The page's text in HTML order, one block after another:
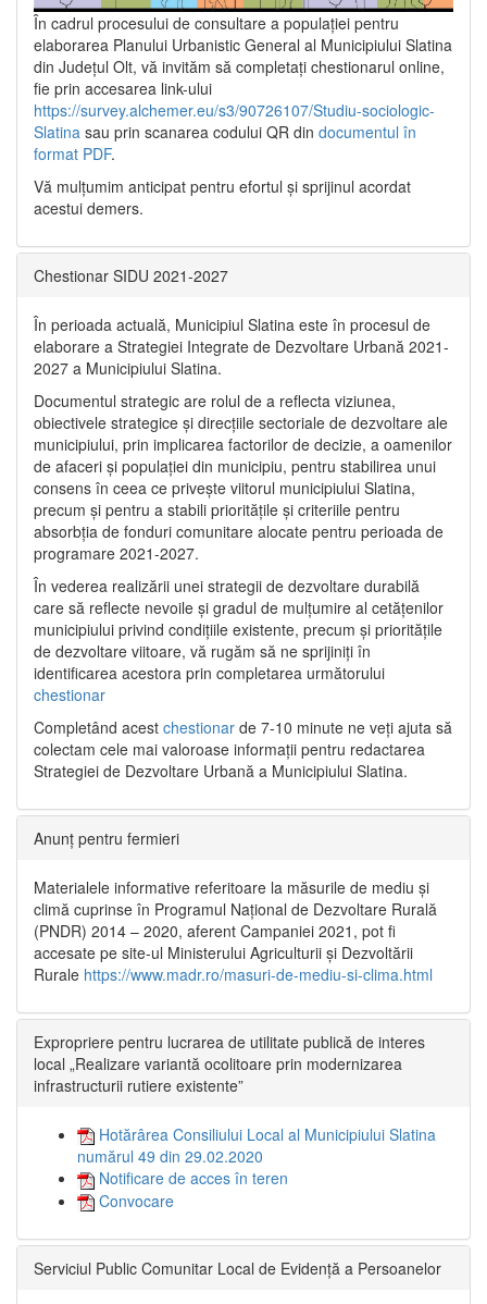
În cadrul procesului de consultare a populaţiei pentru
elaborarea Planului Urbanistic General al Municipiului Slatina
din Județul Olt, vă invităm să completați chestionarul online,
fie prin accesarea link-ului
https://survey.alchemer.eu/s3/90726107/Studiu-sociologic-
Slatina sau prin scanarea codului QR din documentul în
format PDF.
Vă mulţumim anticipat pentru efortul şi sprijinul acordat
acestui demers.
Chestionar SIDU 2021-2027
În perioada actuală, Municipiul Slatina este în procesul de
elaborare a Strategiei Integrate de Dezvoltare Urbană 2021‐
2027 a Municipiului Slatina.
Documentul strategic are rolul de a reflecta viziunea,
obiectivele strategice și direcțiile sectoriale de dezvoltare ale
municipiului, prin implicarea factorilor de decizie, a oamenilor
de afaceri și populației din municipiu, pentru stabilirea unui
consens în ceea ce privește viitorul municipiului Slatina,
precum și pentru a stabili prioritățile și criteriile pentru
absorbția de fonduri comunitare alocate pentru perioada de
programare 2021-2027.
În vederea realizării unei strategii de dezvoltare durabilă
care să reflecte nevoile și gradul de mulțumire al cetățenilor
municipiului privind condițiile existente, precum și prioritățile
de dezvoltare viitoare, vă rugăm să ne sprijiniți în
identificarea acestora prin completarea următorului
chestionar
Completând acest chestionar de 7-10 minute ne veți ajuta să
colectam cele mai valoroase informații pentru redactarea
Strategiei de Dezvoltare Urbană a Municipiului Slatina.
Anunț pentru fermieri
Materialele informative referitoare la măsurile de mediu și
climă cuprinse în Programul Național de Dezvoltare Rurală
(PNDR) 2014 – 2020, aferent Campaniei 2021, pot fi
accesate pe site-ul Ministerului Agriculturii și Dezvoltării
Rurale https://www.madr.ro/masuri-de-mediu-si-clima.html
Expropriere pentru lucrarea de utilitate publică de interes
local „Realizare variantă ocolitoare prin modernizarea
infrastructurii rutiere existente”
Hotărârea Consiliului Local al Municipiului Slatina
numărul 49 din 29.02.2020
Notificare de acces în teren
Convocare
Serviciul Public Comunitar Local de Evidență a Persoanelor